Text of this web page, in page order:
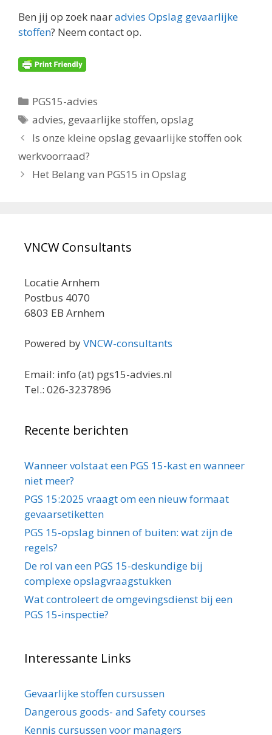
Ben jij op zoek naaradvies Opslag gevaarlijke
stoffen? Neem contact op.
Categorieën
PGS15-advies
Tags
advies, gevaarlijke stoffen,opslag
Is onze kleine opslag gevaarlijke stoffen ook
werkvoorraad?
Het Belang van PGS15 in Opslag
VNCW Consultants
Locatie Arnhem
Postbus 4070
6803 EB Arnhem
Powered byVNCW-consultants
Email: info (at) pgs15-advies.nl
Tel.: 026-3237896
Recente berichten
Wanneer volstaat een PGS 15-kast en wanneer
niet meer?
PGS 15:2025 vraagt om een nieuw formaat
gevaarsetiketten
PGS 15-opslag binnen of buiten: wat zijn de
regels?
De rol van een PGS 15-deskundige bij
complexe opslagvraagstukken
Wat controleert de omgevingsdienst bij een
PGS 15-inspectie?
Interessante Links
Gevaarlijke stoffen cursussen
Dangerous goods- and Safety courses
Kennis cursussen voor managers